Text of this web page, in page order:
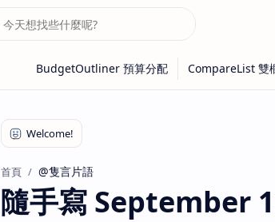
首頁 @隻言片語
隨手寫 September